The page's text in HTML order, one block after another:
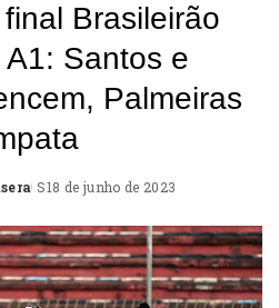
Brasileirão
A1: Santos e
Palmeiras
18 de junho de 2023